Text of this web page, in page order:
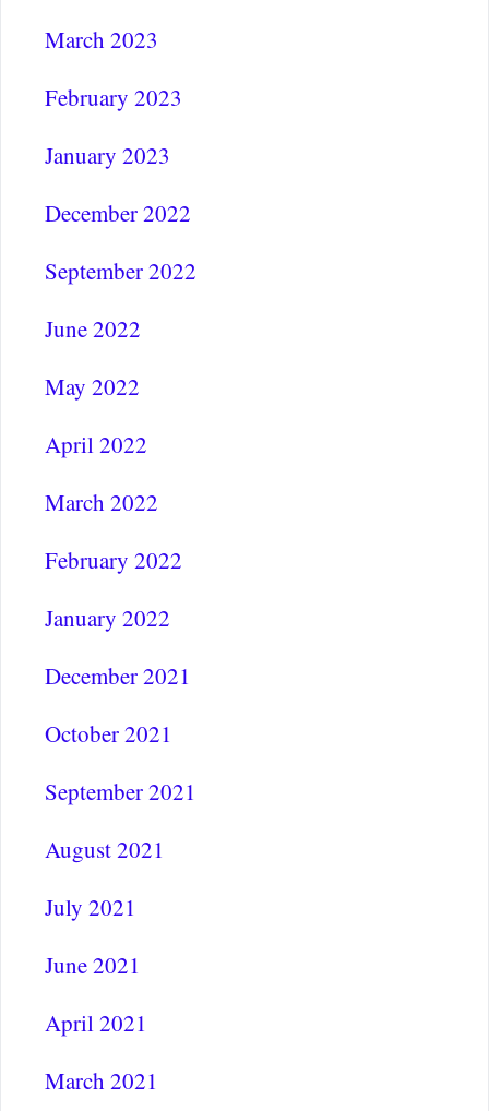
March 2023
February 2023
January 2023
December 2022
September 2022
June 2022
May 2022
April 2022
March 2022
February 2022
January 2022
December 2021
October 2021
September 2021
August 2021
July 2021
June 2021
April 2021
March 2021